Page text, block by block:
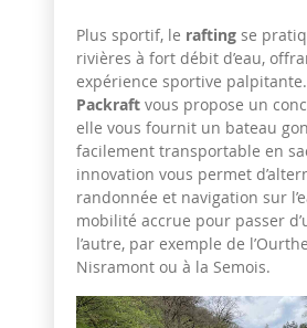
Plus sportif, le rafting se
rivières à fort débit d’eau,
expérience sportive
Packraft vous propose un
elle vous fournit un bateau
facilement transportable en
innovation vous permet
randonnée et navigation sur
mobilité accrue pour passer
l’autre, par exemple de
Nisramont ou à la Semois.